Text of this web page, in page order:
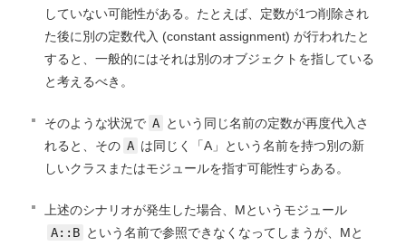
していない可能性がある。たとえば、定数が1つ削除され
た後に別の定数代入 (constant assignment) が行われたと
すると、一般的にはそれは別のオブジェクトを指している
と考えるべき。
そのような状況で A という同じ名前の定数が再度代入さ
れると、その A は同じく「A」という名前を持つ別の新
しいクラスまたはモジュールを指す可能性すらある。
上述のシナリオが発生した場合、Mというモジュール
A::B という名前で参照できなくなってしまうが、Mと